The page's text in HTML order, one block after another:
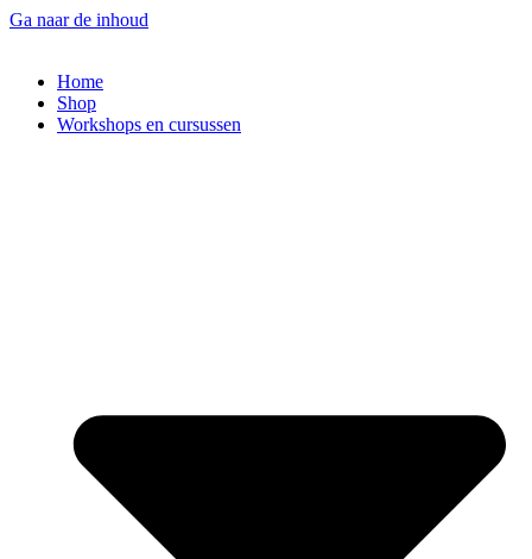
Ga naar de inhoud
Home
Shop
Workshops en cursussen